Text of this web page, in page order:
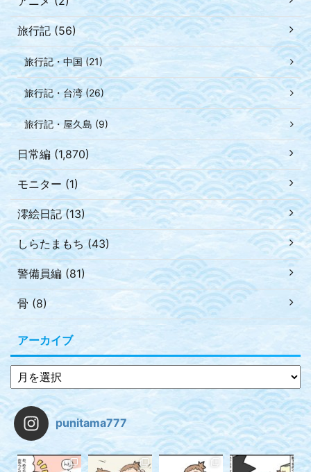
旅行記 (56)
旅行記・中国 (21)
旅行記・台湾 (26)
旅行記・屋久島 (9)
日常編 (1,870)
モニター (1)
澪絵日記 (13)
しらたまもち (43)
警備員編 (81)
骨 (8)
アーカイブ
punitama777